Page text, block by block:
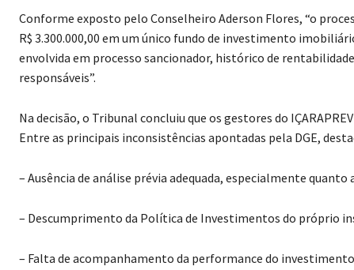
Conforme exposto pelo Conselheiro Aderson Flores, “o
R$ 3.300.000,00 em um único fundo de investimento
envolvida em processo sancionador, histórico de
responsáveis”.
Na decisão, o Tribunal concluiu que os gestores do
Entre as principais inconsistências apontadas pela DGE,
– Ausência de análise prévia adequada, especialmente
– Descumprimento da Política de Investimentos do próprio
– Falta de acompanhamento da performance do